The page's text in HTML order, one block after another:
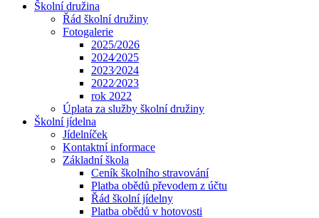
Školní družina
Řád školní družiny
Fotogalerie
2025/2026
2024⁄2025
2023⁄2024
2022⁄2023
rok 2022
Úplata za služby školní družiny
Školní jídelna
Jídelníček
Kontaktní informace
Základní škola
Ceník školního stravování
Platba obědů převodem z účtu
Řád školní jídelny
Platba obědů v hotovosti